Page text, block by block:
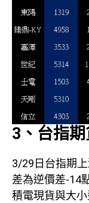
3、台指
3/29日台指期
差為逆價差-14
積電現貨與大